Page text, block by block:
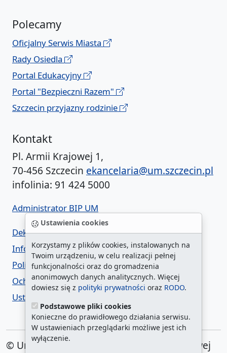
Ustawienia cookies
Korzystamy z plików cookies, instalowanych na
Twoim urządzeniu, w celu realizacji pełnej
funkcjonalności oraz do gromadzenia
anonimowych danych analitycznych. Więcej
dowiesz się z polityki prywatności oraz RODO.
Podstawowe pliki cookies
Konieczne do prawidłowego działania serwisu.
W ustawieniach przeglądarki możliwe jest ich
wyłączenie.
Polecamy
Oficjalny Serwis Miasta
Rady Osiedla
Portal Edukacyjny
Portal "Bezpieczni Razem"
Szczecin przyjazny rodzinie
Kontakt
Pl. Armii Krajowej 1,
70-456 Szczecin ekancelaria@um.szczecin.pl
infolinia: 91 424 5000
Administrator BIP UM
Deklaracja dostępności
Informacja o urzędzie w ETR
Polityka prywatności
Ochrona danych osobowych
Ustawienia cookies
© Urząd Miasta Szczecin. Plac Armii Krajowej